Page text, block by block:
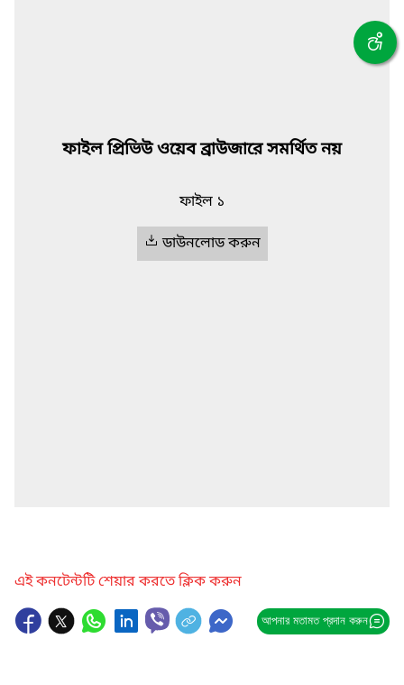
ফাইল প্রিভিউ ওয়েব ব্রাউজারে সমর্থিত নয়
ফাইল ১
ডাউনলোড করুন
এই কনটেন্টটি শেয়ার করতে ক্লিক করুন
আপনার মতামত প্রদান করুন